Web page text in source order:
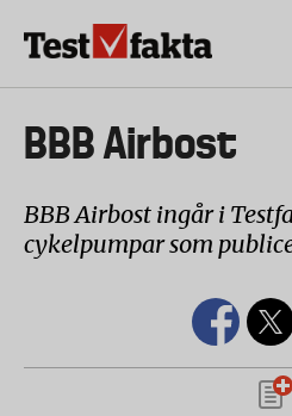
Huvudmeny
ny
BBB Airbost
BBB Airbost ingår i
cykelpumpar som